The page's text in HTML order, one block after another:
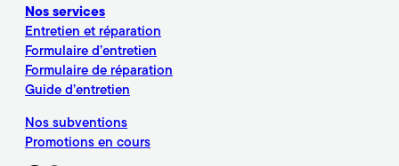
Nos services
Entretien et réparation
Formulaire d’entretien
Formulaire de réparation
Guide d’entretien
Nos subventions
Promotions en cours